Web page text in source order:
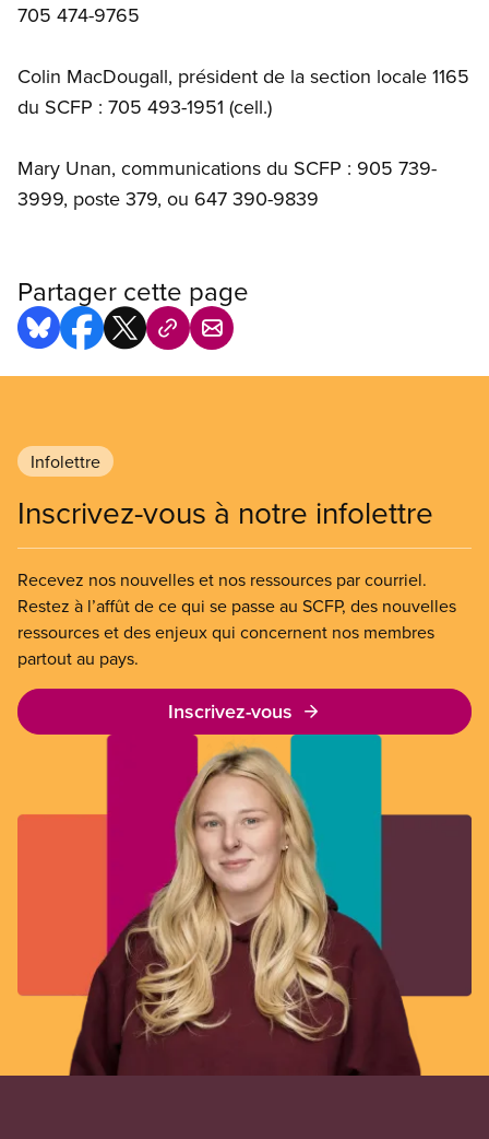
705 474-9765
Colin MacDougall, président de la section locale 1165
du SCFP : 705 493-1951 (cell.)
Mary Unan, communications du SCFP : 905 739-
3999, poste 379, ou 647 390-9839
Partager cette page
Infolettre
Inscrivez-vous à notre infolettre
Recevez nos nouvelles et nos ressources par courriel.
Restez à l’affût de ce qui se passe au SCFP, des nouvelles
ressources et des enjeux qui concernent nos membres
partout au pays.
Inscrivez-vous